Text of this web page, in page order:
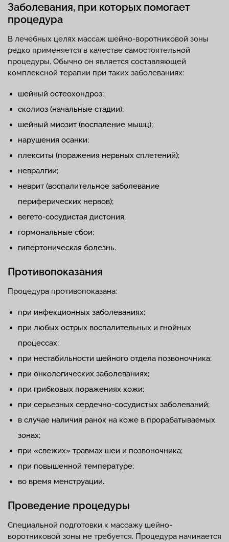
Заболевания, при которых помогает
процедура
В лечебных целях массаж шейно-воротниковой зоны
редко применяется в качестве самостоятельной
процедуры. Обычно он является составляющей
комплексной терапии при таких заболеваниях:
шейный остеохондроз;
сколиоз (начальные стадии);
шейный миозит (воспаление мышц);
нарушения осанки;
плекситы (поражения нервных сплетений);
невралгии;
неврит (воспалительное заболевание
периферических нервов);
вегето-сосудистая дистония;
гормональные сбои;
гипертоническая болезнь.
Противопоказания
Процедура противопоказана:
при инфекционных заболеваниях;
при любых острых воспалительных и гнойных
процессах;
при нестабильности шейного отдела позвоночника;
при онкологических заболеваниях;
при грибковых поражениях кожи;
при серьезных сердечно-сосудистых заболеваний;
в случае наличия ранок на коже в прорабатываемых
зонах;
при «свежих» травмах шеи и позвоночника;
при повышенной температуре;
во время менструации.
Проведение процедуры
Специальной подготовки к массажу шейно-
воротниковой зоны не требуется. Процедура начинается